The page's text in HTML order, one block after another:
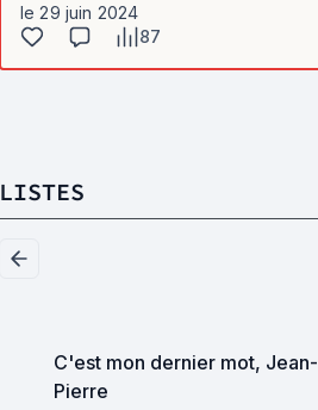
le 29 juin 2024
87
LISTES
C'est mon dernier mot, Jean-
Pierre